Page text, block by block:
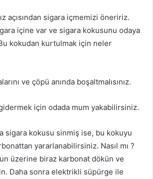
açısından sigara içmemizi öneririz.
içine var ve sigara kokusunu odaya
kokudan kurtulmak için neler
ve çöpü anında boşaltmalısınız.
için odada mum yakabilirsiniz.
sigara kokusu sinmiş ise, bu kokuyu
yararlanabilirsiniz. Nasıl mı ?
üzerine biraz karbonat dökün ve
Daha sonra elektrikli süpürge ile